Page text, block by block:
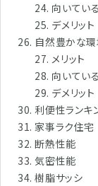
向いてい
デメリット
自然豊かな
メリット
向いてい
デメリット
利便性ランキ
家事ラク住宅
断熱性能
気密性能
樹脂サッシ